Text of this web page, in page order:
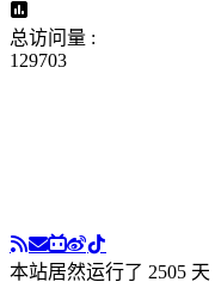
总访问量 :
129703
本站居然运行了 2505 天